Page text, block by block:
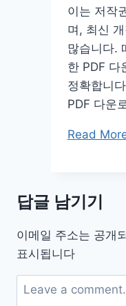
이는 저작
며, 최신
많습니다.
한 PDF 다
정확합니
PDF 다운
Read
답글 남기기
이메일 주소는 공개
표시됩니다